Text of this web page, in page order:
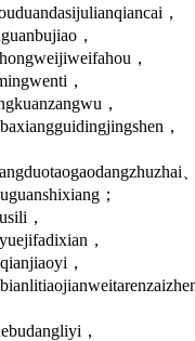
，
，
，
，
，
，
；
，
，
，
，